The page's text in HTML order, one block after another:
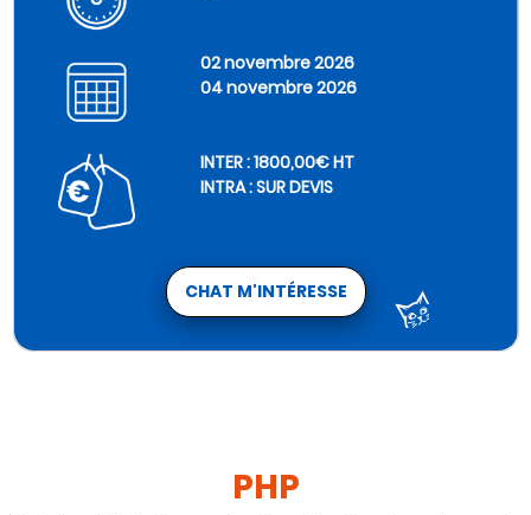
02 novembre 2026
04 novembre 2026
INTER : 1800,00€ HT
INTRA : SUR DEVIS
CHAT M'INTÉRESSE
PHP